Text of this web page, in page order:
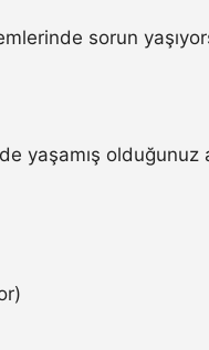
sorun
yaşamış olduğunuz